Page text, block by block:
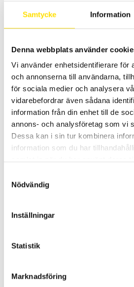
Samtycke Information
Denna webbplats använder
Vi använder enhetsidentifierare för
och annonserna till användarna,
för sociala medier och analysera
vidarebefordrar även sådana
information från din enhet till de
annons- och analysföretag som vi
Dessa kan i sin tur kombinera
information som du har
Nödvändig
Inställningar
Statistik
Marknadsföring
Dykrör
Dykrör/Skyddsrör till så väl
Hör av dig gällande just
Förlängningskabel till motståndsgivare.
PT250, PT500 & PT1000 - Finns för 2-